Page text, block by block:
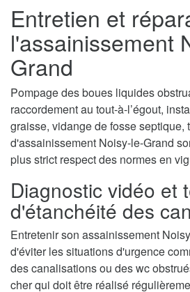
Entretien et
l'assainissement
Grand
Pompage des boues liquides
raccordement au tout-à-l’égout,
graisse, vidange de fosse septique,
d'assainissement Noisy-le-Grand
plus strict respect des normes en
Diagnostic vidéo et
d'étanchéité des
Entretenir son assainissement
d'éviter les situations d'urgence
des canalisations ou des wc
cher qui doit être réalisé